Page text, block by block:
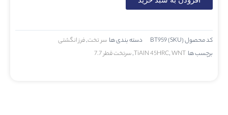
کد محصول (SKU) BT959 دسته بندی ها سر تخت,فرز انگشتی
برچسب ها
TiAlN 45HRC,WNT
,سرتخت قطر 7.7